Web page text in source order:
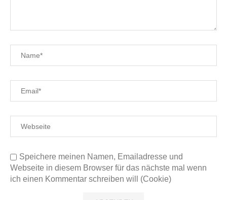
Speichere meinen Namen, Emailadresse und
Webseite in diesem Browser für das nächste mal wenn
ich einen Kommentar schreiben will (Cookie)